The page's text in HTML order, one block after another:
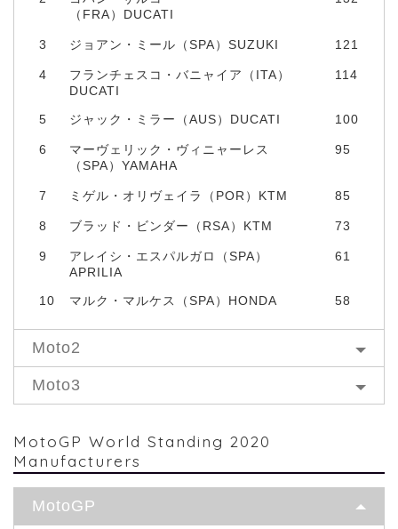
（FRA）DUCATI
3 ジョアン・ミール（SPA）SUZUKI 121
4
フランチェスコ・バニャイア（ITA）
DUCATI
114
5 ジャック・ミラー（AUS）DUCATI 100
6
マーヴェリック・ヴィニャーレス
（SPA）YAMAHA
95
7 ミゲル・オリヴェイラ（POR）KTM 85
8 ブラッド・ビンダー（RSA）KTM 73
9
アレイシ・エスパルガロ（SPA）
APRILIA
61
10 マルク・マルケス（SPA）HONDA 58
Moto2
Moto3
MotoGP World Standing 2020
Manufacturers
MotoGP